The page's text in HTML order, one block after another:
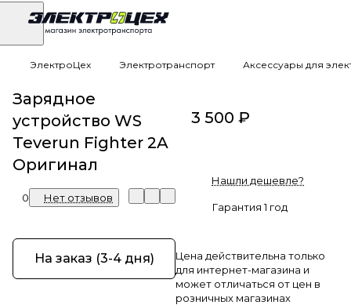
ЭлектроЦех Электротранспорт Аксессуары для
Зарядное
устройство WS
Teverun Fighter 2A
Оригинал
0 Нет отзывов
На заказ (3-4 дня)
3 500 ₽
Нашли дешевле?
Гарантия 1 год
Цена действительна только
для интернет-магазина и
может отличаться от цен в
розничных магазинах